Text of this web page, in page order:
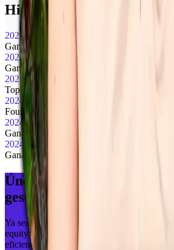
Hitos y premios.
2025
Ganadoras de Shark Tank Guatemala
2025
Ganadoras del Polygon Grant
2025
Top 5 Finalistas en los GRI Awards México
2024
FoundHer of the Year en Chany Ventures
2024
Ganadoras de los PropTech LatAm Awards
2024
Ganadoras de la UFM Acton Pitch
Únete a nosotras para
gestión de inversiones.
Ya sea que gestiones sindicaciones
equity o portafolios de deuda, PoliBit te
eficiencia y escalar globalmente.